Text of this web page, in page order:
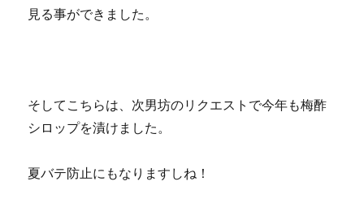
見る事ができました。
そしてこちらは、次男坊のリクエストで今年も梅酢
シロップを漬けました。
夏バテ防止にもなりますしね！